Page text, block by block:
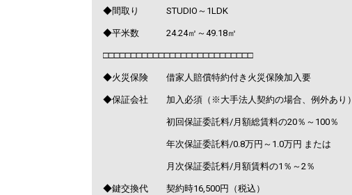
◆間取り STUDIO～1LDK
◆平米数 24.24㎡～49.18㎡
□□□□□□□□□□□□□□□□□□□□□□□□□□□
◆火災保険 借家人賠償特約付き火災保険加入要
◆保証会社 加入必須（※大手法人契約の場合、例外あり）
初回保証委託料/月額総賃料の20％～100％
年次保証委託料/0.8万円～1.0万円 または
月次保証委託料/月額賃料の1％～2％
◆鍵交換代 契約時16,500円（税込）